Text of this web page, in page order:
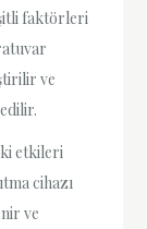
faktörleri
ve
etkileri
cihazı
ve